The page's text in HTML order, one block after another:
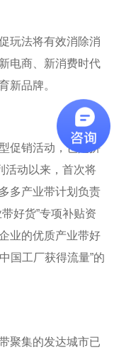
玩法将有效消除消
电商、新消费时代
新品牌。
促销活动，也是拼
活动以来，首次将
多产业带计划负责
好货”专项补贴资
业的优质产业带好
国工厂获得流量”的
聚集的发达城市已